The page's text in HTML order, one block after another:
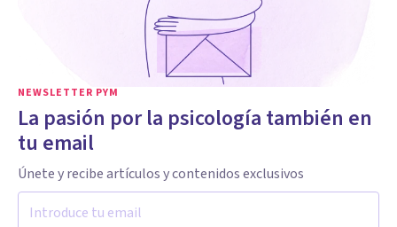
NEWSLETTER PYM
La pasión por la psicología también en
tu email
Únete y recibe artículos y contenidos exclusivos